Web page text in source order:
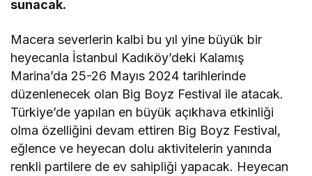
sunacak.
Macera severlerin kalbi bu yıl yine büyük bir
heyecanla İstanbul Kadıköy’deki Kalamış
Marina’da 25-26 Mayıs 2024 tarihlerinde
düzenlenecek olan Big Boyz Festival ile atacak.
Türkiye’de yapılan en büyük açıkhava etkinliği
olma özelliğini devam ettiren Big Boyz Festival,
eğlence ve heyecan dolu aktivitelerin yanında
renkli partilere de ev sahipliği yapacak. Heyecan